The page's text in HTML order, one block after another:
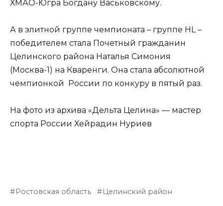
ХМАО-Югра Богдану Васьковскому.
А в элитной группе чемпионата – группе HL –
победителем стала Почетный гражданин
Целинского района Наталья Симония
(Москва-1) на Кваренги. Она стала абсолютной
чемпионкой России по конкуру в пятый раз.
На фото из архива «Дельта Целина» — мастер
спорта России Хейрадин Нуриев
Ростовская область Целинский район